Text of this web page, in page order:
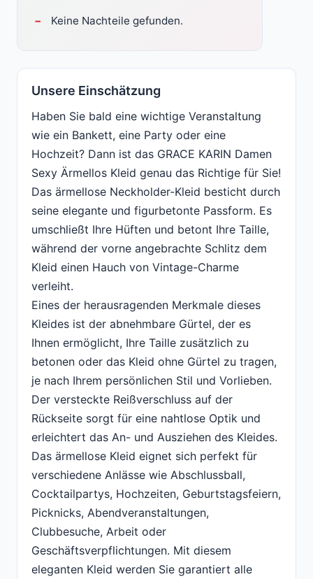
Keine Nachteile gefunden.
Unsere Einschätzung
Haben Sie bald eine wichtige Veranstaltung
wie ein Bankett, eine Party oder eine
Hochzeit? Dann ist das GRACE KARIN Damen
Sexy Ärmellos Kleid genau das Richtige für Sie!
Das ärmellose Neckholder-Kleid besticht durch
seine elegante und figurbetonte Passform. Es
umschließt Ihre Hüften und betont Ihre Taille,
während der vorne angebrachte Schlitz dem
Kleid einen Hauch von Vintage-Charme
verleiht.
Eines der herausragenden Merkmale dieses
Kleides ist der abnehmbare Gürtel, der es
Ihnen ermöglicht, Ihre Taille zusätzlich zu
betonen oder das Kleid ohne Gürtel zu tragen,
je nach Ihrem persönlichen Stil und Vorlieben.
Der versteckte Reißverschluss auf der
Rückseite sorgt für eine nahtlose Optik und
erleichtert das An- und Ausziehen des Kleides.
Das ärmellose Kleid eignet sich perfekt für
verschiedene Anlässe wie Abschlussball,
Cocktailpartys, Hochzeiten, Geburtstagsfeiern,
Picknicks, Abendveranstaltungen,
Clubbesuche, Arbeit oder
Geschäftsverpflichtungen. Mit diesem
eleganten Kleid werden Sie garantiert alle